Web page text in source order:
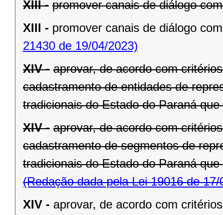
XIII - promover canais de diálogo
XIII - promover canais de diálogo
21430 de 19/04/2023)
XIV - aprovar, de acordo com
cadastramento de entidades de
tradicionais do Estado do Paraná
XIV - aprovar, de acordo com
cadastramento de segmentos de
tradicionais do Estado do Paraná
(Redação dada pela Lei 19016 de 17/
XIV - aprovar, de acordo com